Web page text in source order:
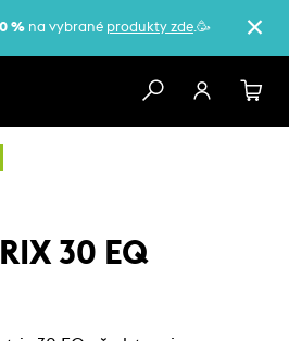
% na vybrané produkty zde.🥳
30 EQ